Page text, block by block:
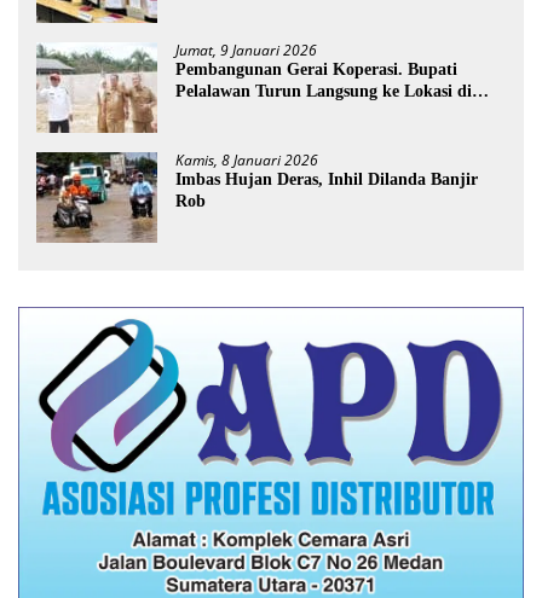
Jumat, 9 Januari 2026
Pembangunan Gerai Koperasi. Bupati
Pelalawan Turun Langsung ke Lokasi di
Kamis, 8 Januari 2026
Imbas Hujan Deras, Inhil Dilanda Banjir
Rob